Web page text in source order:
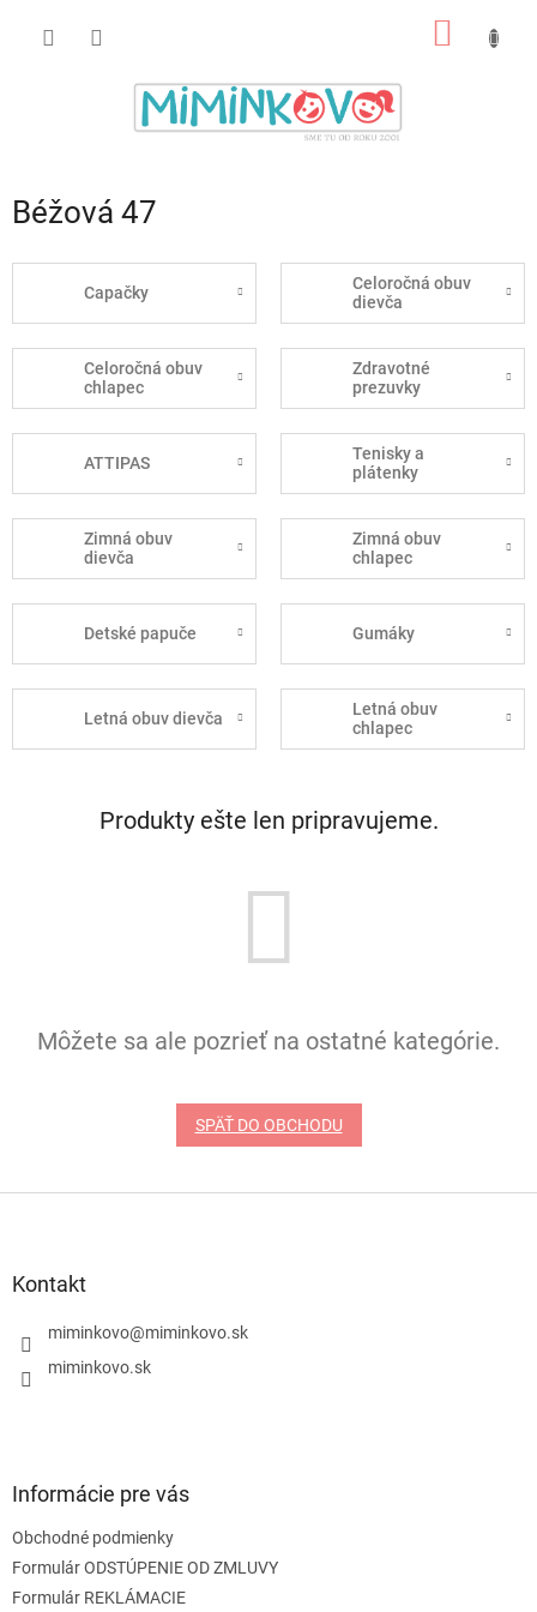
Béžová 47
Capačky
Celoročná obuv
dievča
Celoročná obuv
chlapec
Zdravotné
prezuvky
ATTIPAS
Tenisky a
plátenky
Zimná obuv
dievča
Zimná obuv
chlapec
Detské papuče Gumáky
Letná obuv dievča
Letná obuv
chlapec
Produkty ešte len pripravujeme.
Môžete sa ale pozrieť na ostatné kategórie.
SPÄŤ DO OBCHODU
Kontakt
miminkovo@miminkovo.sk
miminkovo.sk
Informácie pre vás
Obchodné podmienky
Formulár ODSTÚPENIE OD ZMLUVY
Formulár REKLÁMACIE